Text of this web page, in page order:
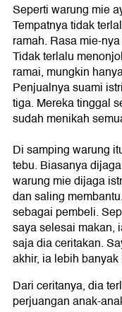
Seperti warung mie
Tempatnya tidak
ramah. Rasa mie-
Tidak terlalu
ramai, mungkin
Penjualnya suami
tiga. Mereka tinggal
sudah menikah
Di samping warung
tebu. Biasanya
warung mie dijaga
dan saling
sebagai pembeli.
saya selesai makan,
saja dia ceritakan.
akhir, ia lebih
Dari ceritanya, dia
perjuangan anak-